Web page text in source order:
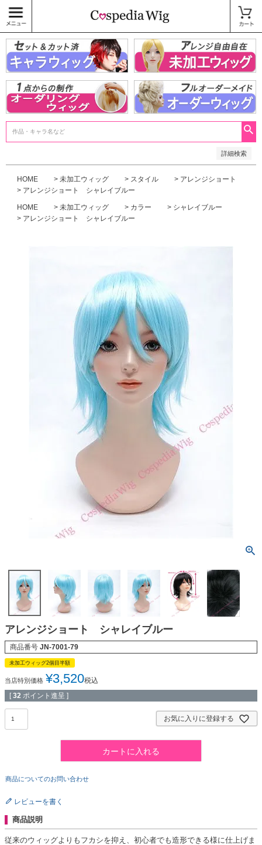
詳細検索
〜
商品タグ
キャラウィッグ
未加工ウィッグ
ベースウィッグ
衣装
SALE中
HOME 未加工ウィッグ スタイル
アレンジショート
アレンジショート シャレイブルー
HOME 未加工ウィッグ カラー
シャレイブルー
アレンジショート シャレイブルー
アレンジショート シャレイブルー
商品番号 JN-7001-79
未加工ウィッグ2個目半額
当店特別価格 ¥3,520税込
[ 32 ポイント進呈 ]
お気に入りに登録する
カートに入れる
商品についてのお問い合わせ
レビューを書く
商品説明
従来のウィッグよりもフカシを抑え、初心者でも造形できる様に仕上げま